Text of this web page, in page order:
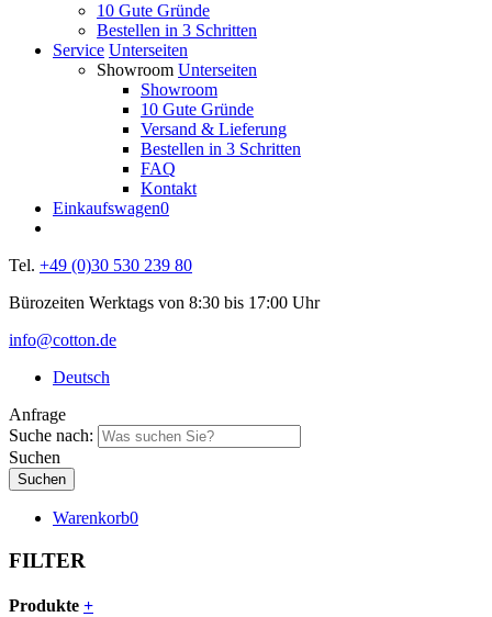
10 Gute Gründe
Bestellen in 3 Schritten
Service Unterseiten
Showroom Unterseiten
Showroom
10 Gute Gründe
Versand & Lieferung
Bestellen in 3 Schritten
FAQ
Kontakt
Einkaufswagen0
Tel. +49 (0)30 530 239 80
Bürozeiten Werktags von 8:30 bis 17:00 Uhr
info@cotton.de
Deutsch
Anfrage
Suche nach:
Suchen
Warenkorb0
FILTER
Produkte +